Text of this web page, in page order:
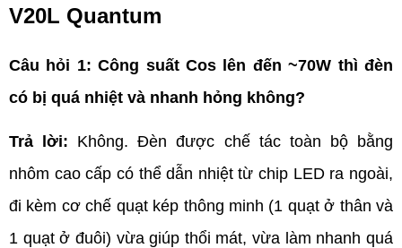
V20L Quantum
Câu hỏi 1: Công suất Cos lên đến ~70W thì đèn
có bị quá nhiệt và nhanh hỏng không?
Trả lời: Không. Đèn được chế tác toàn bộ bằng
nhôm cao cấp có thể dẫn nhiệt từ chip LED ra ngoài,
đi kèm cơ chế quạt kép thông minh (1 quạt ở thân và
1 quạt ở đuôi) vừa giúp thổi mát, vừa làm nhanh quá